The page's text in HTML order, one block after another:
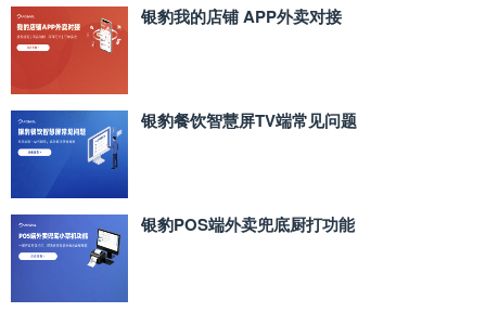
银豹我的店铺 APP外卖对接
银豹餐饮智慧屏TV端常见问题
银豹POS端外卖兜底厨打功能